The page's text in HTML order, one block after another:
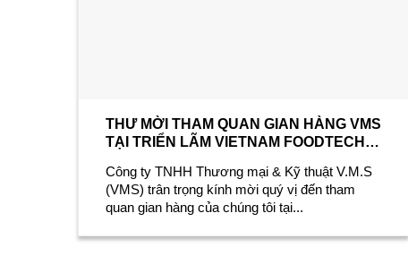
THƯ MỜI THAM QUAN GIAN HÀNG VMS
TẠI TRIỂN LÃM VIETNAM FOODTECH
Công ty TNHH Thương mại & Kỹ thuật V.M.S
(VMS) trân trọng kính mời quý vị đến tham
quan gian hàng của chúng tôi tại...